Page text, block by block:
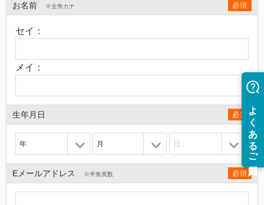
お名前 ※全角カナ 必須
セイ：
メイ：
生年月日 必須
年 月 日
Eメールアドレス ※半角英数 必須